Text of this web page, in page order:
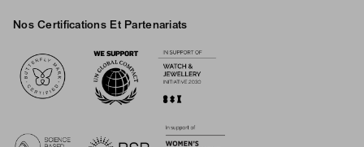
Nos Certifications Et Partenariats